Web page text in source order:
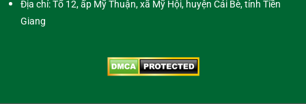
Địa chỉ: Tổ 12, ấp Mỹ Thuận, xã Mỹ Hội, huyện Cái Bè, tỉnh Tiền
Giang